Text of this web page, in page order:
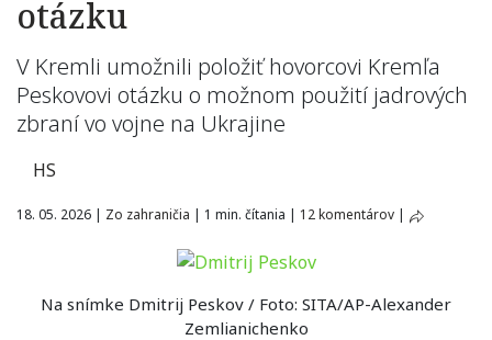
otázku
V Kremli umožnili položiť hovorcovi Kremľa
Peskovovi otázku o možnom použití jadrových
zbraní vo vojne na Ukrajine
HS
18. 05. 2026 | Zo zahraničia | 1 min. čítania | 12 komentárov |
Na snímke Dmitrij Peskov / Foto: SITA/AP-Alexander
Zemlianichenko